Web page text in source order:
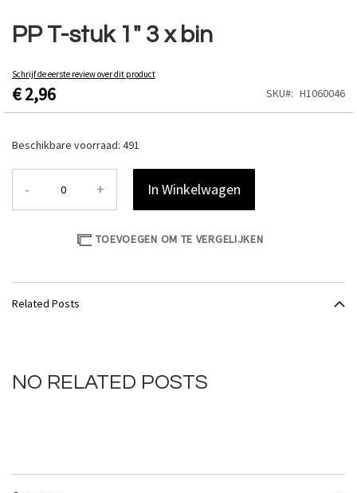
PP T-stuk 1" 3 x bin
Schrijf de eerste review over dit product
€ 2,96 SKU H1060046
Beschikbare voorraad: 491
- + In Winkelwagen
TOEVOEGEN OM TE VERGELIJKEN
naar
het
van
de
afbeeldingen-
Related Posts
NO RELATED POSTS